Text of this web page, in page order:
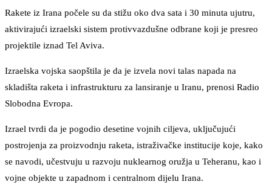
Rakete iz Irana počele su da stižu oko dva sata i 30 minuta ujutru,
aktivirajući izraelski sistem protivvazdušne odbrane koji je presreo
projektile iznad Tel Aviva.
Izraelska vojska saopštila je da je izvela novi talas napada na
skladišta raketa i infrastrukturu za lansiranje u Iranu, prenosi Radio
Slobodna Evropa.
Izrael tvrdi da je pogodio desetine vojnih ciljeva, uključujući
postrojenja za proizvodnju raketa, istraživačke institucije koje, kako
se navodi, učestvuju u razvoju nuklearnog oružja u Teheranu, kao i
vojne objekte u zapadnom i centralnom dijelu Irana.